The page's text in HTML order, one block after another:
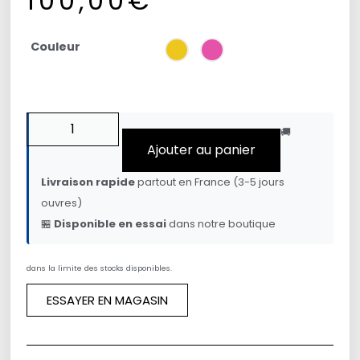
Couleur
Ajouter au panier
🚚
Livraison rapidepartout en France (3-5 jours
ouvres)
🏪 Disponible en essaidans notre boutique
dans la limite des stocks disponibles.
ESSAYER EN MAGASIN